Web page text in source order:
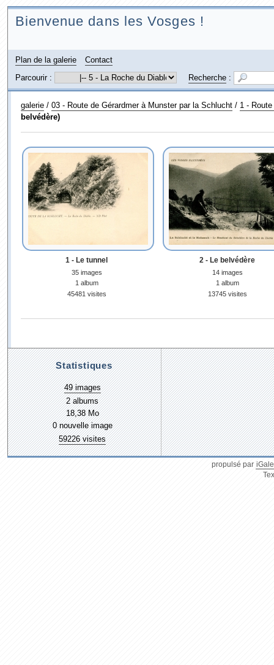
Bienvenue dans les Vosges !
Plan de la galerie
Contact
Parcourir :
Recherche:
galerie/ 03 - Route de Gérardmer à Munster par la Schlucht/ 1 -
belvédère)
1 - Le tunnel
35 images
1 album
45481 visites
2 - Le belvédère
14 images
1 album
13745 visites
Statistiques
49 images
2 albums
18,38 Mo
0 nouvelle image
59226 visites
propulsé par